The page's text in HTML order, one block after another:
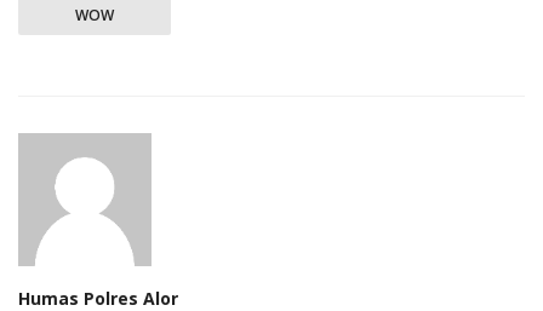
WOW
Humas Polres Alor